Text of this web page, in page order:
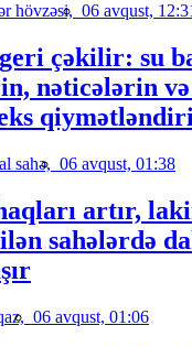
hövzəsi, 06 avqust,
çəkilir: su
nəticələrin
sahə, 06 avqust, 01:38
artır,
sahələrdə
06 avqust, 01:06